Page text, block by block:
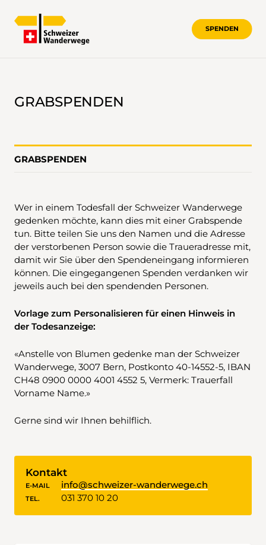
SPENDEN
GRABSPENDEN
GRABSPENDEN
Wer in einem Todesfall der Schweizer Wanderwege
gedenken möchte, kann dies mit einer Grabspende
tun. Bitte teilen Sie uns den Namen und die Adresse
der verstorbenen Person sowie die Traueradresse mit,
damit wir Sie über den Spendeneingang informieren
können. Die eingegangenen Spenden verdanken wir
jeweils auch bei den spendenden Personen.
Vorlage zum Personalisieren für einen Hinweis in
der Todesanzeige:
«Anstelle von Blumen gedenke man der Schweizer
Wanderwege, 3007 Bern, Postkonto 40-14552-5, IBAN
CH48 0900 0000 4001 4552 5, Vermerk: Trauerfall
Vorname Name.»
Gerne sind wir Ihnen behilflich.
Kontakt
E-MAIL info@schweizer-wanderwege.ch
TEL. 031 370 10 20